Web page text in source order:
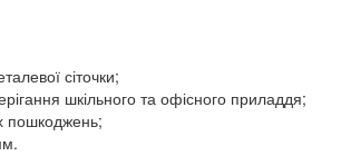
сіточки;
шкільного та офісного приладдя;
пошкоджень;